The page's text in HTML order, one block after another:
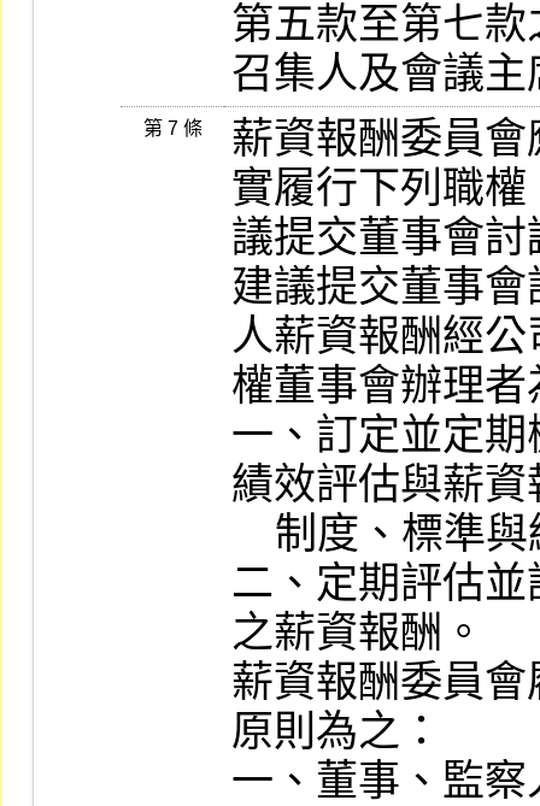
第五款至第七
召集人及會議主
第 7 條
薪資報酬委員
實履行下列職
議提交董事會
建議提交董事
人薪資報酬經
權董事會辦理者
一、訂定並定
績效評估與薪
二、定期評估
之薪資報酬。
薪資報酬委員
原則為之：
一、董事、監